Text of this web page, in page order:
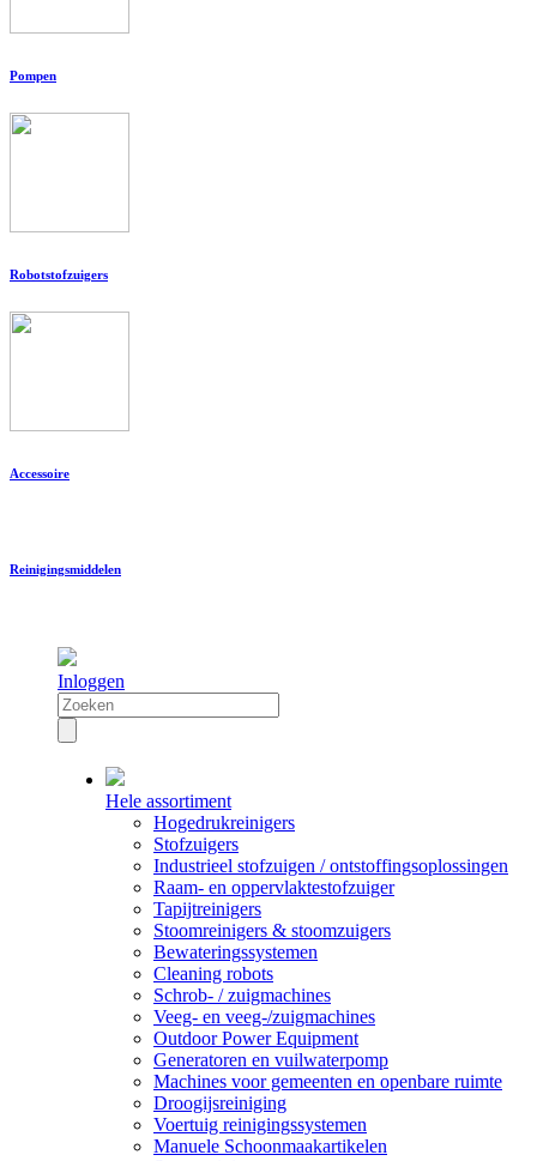
Pompen
Robotstofzuigers
Accessoire
Reinigingsmiddelen
Inloggen
Hele assortiment
Hogedrukreinigers
Stofzuigers
Industrieel stofzuigen / ontstoffingsoplossingen
Raam- en oppervlaktestofzuiger
Tapijtreinigers
Stoomreinigers & stoomzuigers
Bewateringssystemen
Cleaning robots
Schrob- / zuigmachines
Veeg- en veeg-/zuigmachines
Outdoor Power Equipment
Generatoren en vuilwaterpomp
Machines voor gemeenten en openbare ruimte
Droogijsreiniging
Voertuig reinigingssystemen
Manuele Schoonmaakartikelen